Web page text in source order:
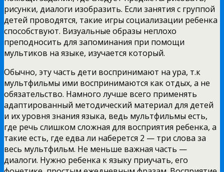
рисунки, диалоги изобразить. Если занятия с группой
детей проводятся, такие игры социализации ребенка
способствуют. Визуальные образы неплохо
преподносить для запоминания при помощи
мультиков на языке, изучается который.
Обычно, эту часть дети воспринимают на ура, т.к
мультфильмы ими воспринимаются как отдых, а не
обязательство. Намного лучше всего применять
адаптированный методический материал для детей
и их уровня знания языка, ведь мультфильмы есть,
где речь слишком сложная для восприятия ребенка, а
такие есть, где едва ли наберется 2 — три слова за
весь мультфильм. Не меньше важная часть —
диалоги. Нужно ребенка к языку приучать, его